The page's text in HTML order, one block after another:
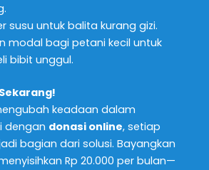
susu untuk balita kurang gizi.
modal bagi petani kecil untuk
bibit unggul.
keadaan dalam
dengan donasi online, setiap
bagian dari solusi. Bayangkan
Rp 20.000 per bulan—